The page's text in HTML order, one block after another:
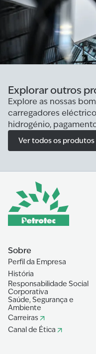
Explorar outros
Explore as nossas
carregadores
hidrogénio,
Ver todos os produtos
Sobre
Perfil da Empresa
História
Responsabilidade Social
Corporativa
Saúde, Segurança e
Ambiente
Carreiras
Canal de Ética